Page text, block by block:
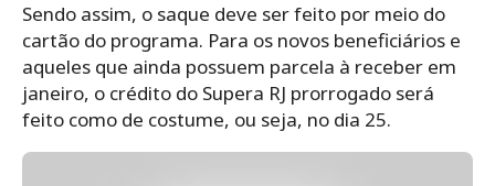
Sendo assim, o saque deve ser feito por meio do
cartão do programa. Para os novos beneficiários e
aqueles que ainda possuem parcela à receber em
janeiro, o crédito do Supera RJ prorrogado será
feito como de costume, ou seja, no dia 25.